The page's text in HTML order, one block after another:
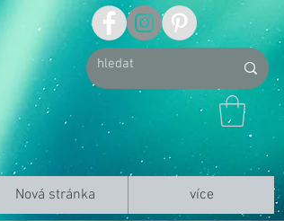
Nová stránka více